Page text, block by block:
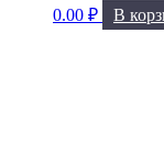
0.00 ₽ В